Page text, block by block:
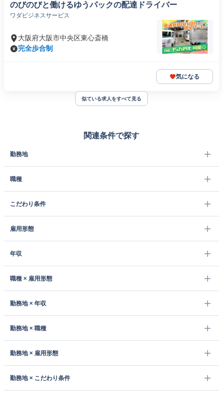
のびのびと働けるゆうパックの配達ドライバー
ワダビジネスサービス
大阪府大阪市中央区東心斎橋
完全歩合制
気になる
似ている求人をすべて見る
関連条件で探す
勤務地
職種
こだわり条件
雇用形態
年収
職種 × 雇用形態
勤務地 × 年収
勤務地 × 職種
勤務地 × 雇用形態
勤務地 × こだわり条件